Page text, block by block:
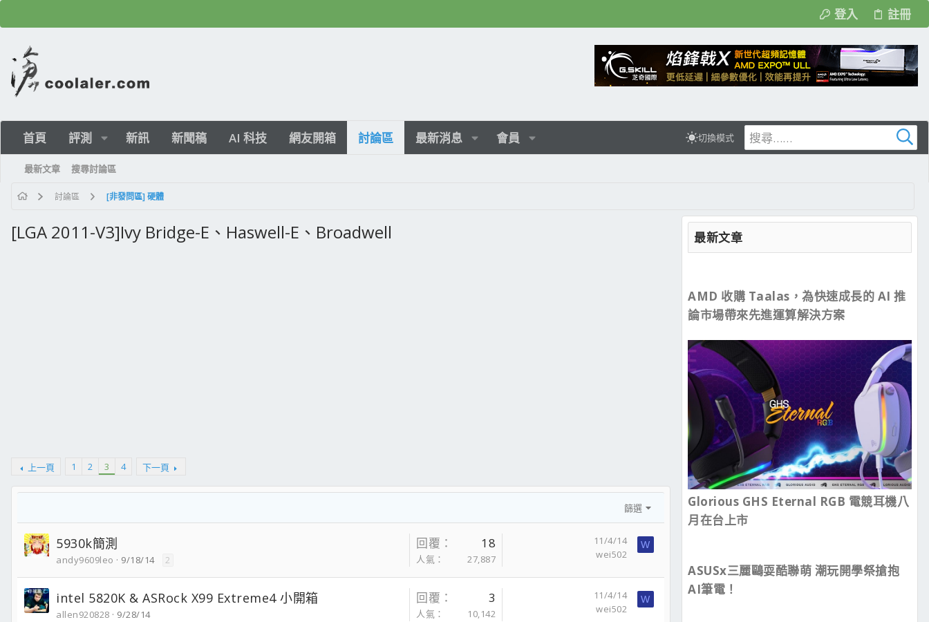
登入 註冊
首頁 評測 新訊 新聞稿 AI 科技 網友開箱 討論區 最新消息 會員 切換模式
最新文章 搜尋討論區
討論區 [非發問區] 硬體
[LGA 2011-V3]Ivy Bridge-E、Haswell-E、Broadwell
上一頁 1 2 3 4 下一頁
篩選
5930k簡測
andy9609leo 9/18/14 2
回覆 18
人氣 27,887
11/4/14
wei502
W
intel 5820K & ASRock X99 Extreme4 小開箱
allen920828 9/28/14
回覆 3
人氣 10,142
11/4/14
wei502
W
最新文章
AMD 收購 Taalas，為快速成長的 AI 推
論市場帶來先進運算解決方案
Glorious GHS Eternal RGB 電競耳機八
月在台上市
ASUSx三麗鷗耍酷聯萌 潮玩開學祭搶抱
AI筆電！